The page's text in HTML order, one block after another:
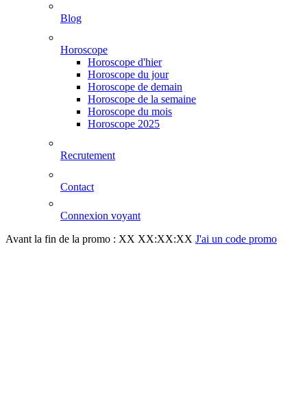
Blog
Horoscope
Horoscope d'hier
Horoscope du jour
Horoscope de demain
Horoscope de la semaine
Horoscope du mois
Horoscope 2025
Recrutement
Contact
Connexion voyant
Avant la fin de la promo : XX XX:XX:XX J'ai un code promo